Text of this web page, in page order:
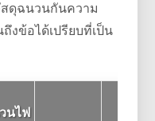
สดุฉนวนกันความ
งข้อได้เปรียบที่เป็น
นไฟ